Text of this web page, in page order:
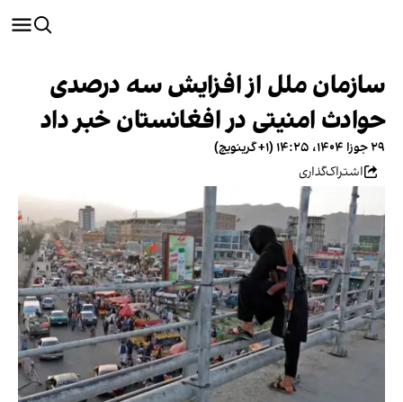
سازمان ملل از افزایش سه درصدی
حوادث امنیتی در افغانستان خبر داد
۲۹ جوزا ۱۴۰۴، ۱۴:۲۵ (‎+۱ گرینویچ)
اشتراک‌گذاری